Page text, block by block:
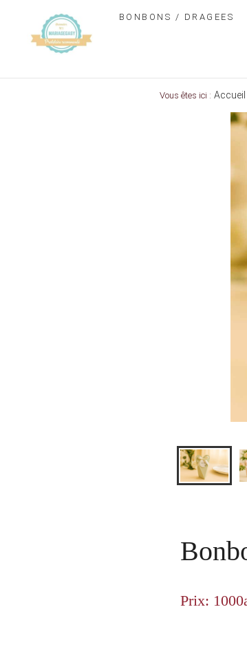
BONBONS / DRAGEES
Vous êtes ici : Accueil
Prix: